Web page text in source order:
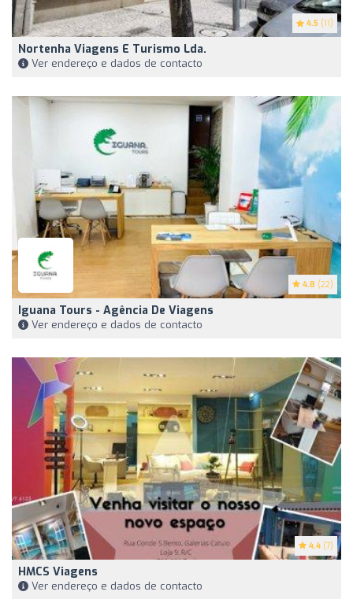
4.5 (11)
Nortenha Viagens E Turismo Lda.
Ver endereço e dados de contacto
4.8 (22)
Iguana Tours - Agência De Viagens
Ver endereço e dados de contacto
4.4 (7)
HMCS Viagens
Ver endereço e dados de contacto